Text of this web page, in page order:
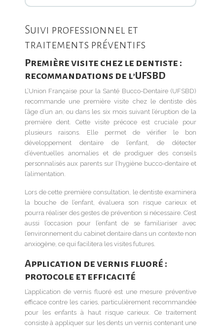
Suivi professionnel et
traitements préventifs
Première visite chez le dentiste :
recommandations de l’UFSBD
L’Union Française pour la Santé Bucco-Dentaire (UFSBD)
recommande une première visite chez le dentiste dès
l’âge d’un an, ou dans les six mois suivant l’éruption de la
première dent. Cette visite précoce est cruciale pour
plusieurs raisons. Elle permet de vérifier le bon
développement dentaire de l’enfant, de détecter
d’éventuelles anomalies et de prodiguer des conseils
personnalisés aux parents sur l’hygiène bucco-dentaire et
l’alimentation.
Lors de cette première consultation, le dentiste examinera
la bouche de l’enfant, évaluera son risque carieux et
pourra réaliser des gestes de prévention si nécessaire. C’est
aussi l’occasion pour l’enfant de se familiariser avec
l’environnement du cabinet dentaire dans un contexte non
anxiogène, ce qui facilitera les visites futures.
Application de vernis fluoré :
protocole et efficacité
L’application de vernis fluoré est une mesure préventive
efficace contre les caries, particulièrement recommandée
pour les enfants à haut risque carieux. Ce traitement
consiste à appliquer sur les dents un vernis contenant une